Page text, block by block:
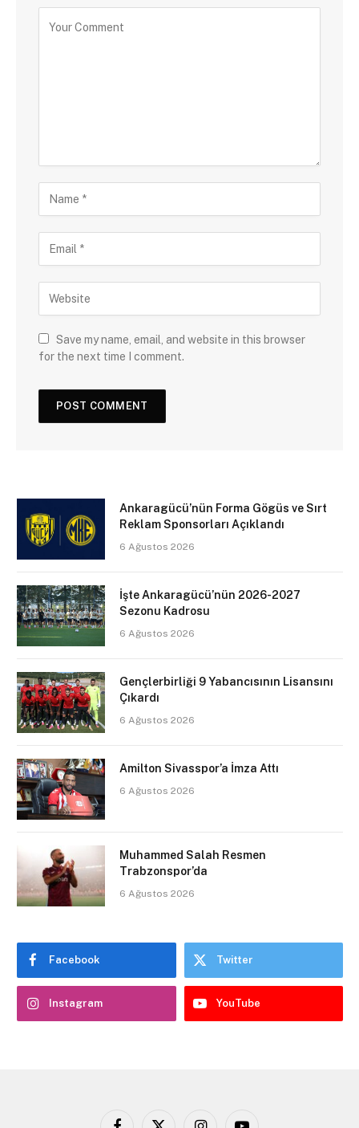
Save my name, email, and website in this browser
for the next time I comment.
Ankaragücü’nün Forma Gögüs ve Sırt
Reklam Sponsorları Açıklandı
6 Ağustos 2026
İşte Ankaragücü’nün 2026-2027
Sezonu Kadrosu
6 Ağustos 2026
Gençlerbirliği 9 Yabancısının Lisansını
Çıkardı
6 Ağustos 2026
Amilton Sivasspor’a İmza Attı
6 Ağustos 2026
Muhammed Salah Resmen
Trabzonspor’da
6 Ağustos 2026
Facebook Twitter
Instagram YouTube